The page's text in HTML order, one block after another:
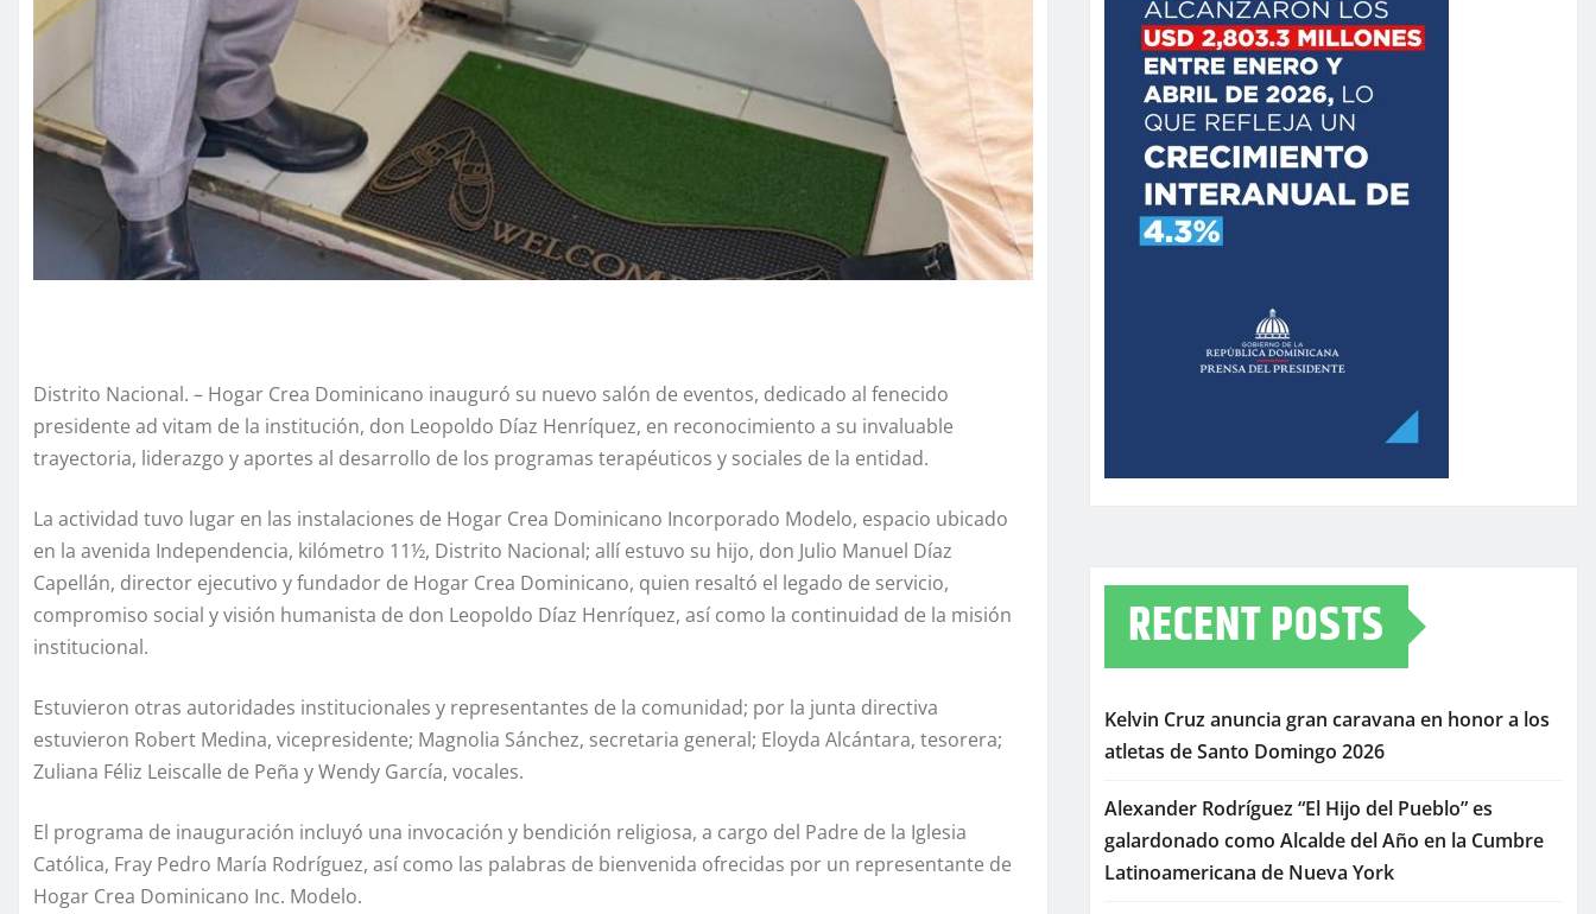
Distrito Nacional. – Hogar Crea Dominicano inauguró su nuevo salón de eventos, dedicado al fenecido
presidente ad vitam de la institución, don Leopoldo Díaz Henríquez, en reconocimiento a su invaluable
trayectoria, liderazgo y aportes al desarrollo de los programas terapéuticos y sociales de la entidad.
La actividad tuvo lugar en las instalaciones de Hogar Crea Dominicano Incorporado Modelo, espacio ubicado
en la avenida Independencia, kilómetro 11½, Distrito Nacional; allí estuvo su hijo, don Julio Manuel Díaz
Capellán, director ejecutivo y fundador de Hogar Crea Dominicano, quien resaltó el legado de servicio,
compromiso social y visión humanista de don Leopoldo Díaz Henríquez, así como la continuidad de la misión
institucional.
Estuvieron otras autoridades institucionales y representantes de la comunidad; por la junta directiva
estuvieron Robert Medina, vicepresidente; Magnolia Sánchez, secretaria general; Eloyda Alcántara, tesorera;
Zuliana Féliz Leiscalle de Peña y Wendy García, vocales.
El programa de inauguración incluyó una invocación y bendición religiosa, a cargo del Padre de la Iglesia
Católica, Fray Pedro María Rodríguez, así como las palabras de bienvenida ofrecidas por un representante de
Hogar Crea Dominicano Inc. Modelo.
RECENT POSTS
Kelvin Cruz anuncia gran caravana en honor a los
atletas de Santo Domingo 2026
Alexander Rodríguez “El Hijo del Pueblo” es
galardonado como Alcalde del Año en la Cumbre
Latinoamericana de Nueva York